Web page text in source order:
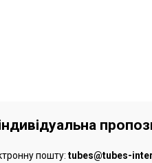
пошту: tubes@tubes-